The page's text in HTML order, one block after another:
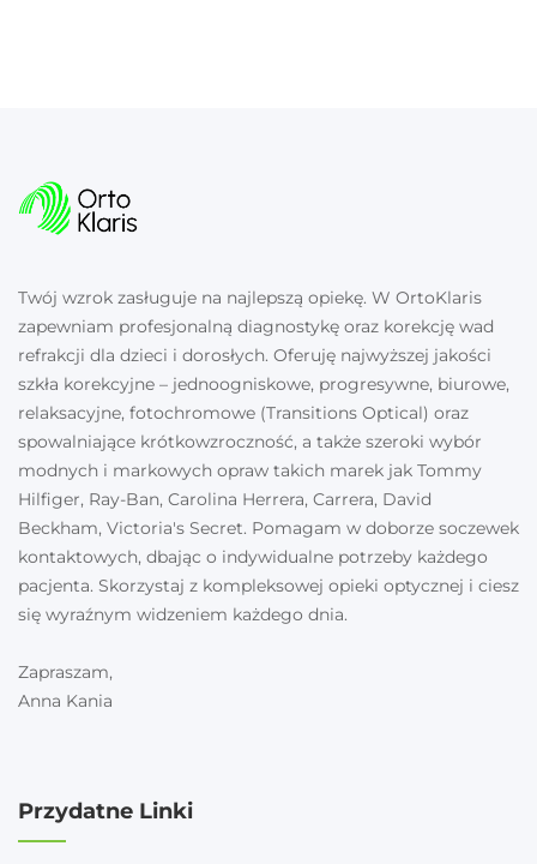
Twój wzrok zasługuje na najlepszą opiekę. W OrtoKlaris
zapewniam profesjonalną diagnostykę oraz korekcję wad
refrakcji dla dzieci i dorosłych. Oferuję najwyższej jakości
szkła korekcyjne – jednoogniskowe, progresywne, biurowe,
relaksacyjne, fotochromowe (Transitions Optical) oraz
spowalniające krótkowzroczność, a także szeroki wybór
modnych i markowych opraw takich marek jak Tommy
Hilfiger, Ray-Ban, Carolina Herrera, Carrera, David
Beckham, Victoria's Secret. Pomagam w doborze soczewek
kontaktowych, dbając o indywidualne potrzeby każdego
pacjenta. Skorzystaj z kompleksowej opieki optycznej i ciesz
się wyraźnym widzeniem każdego dnia.
Zapraszam,
Anna Kania
Przydatne Linki